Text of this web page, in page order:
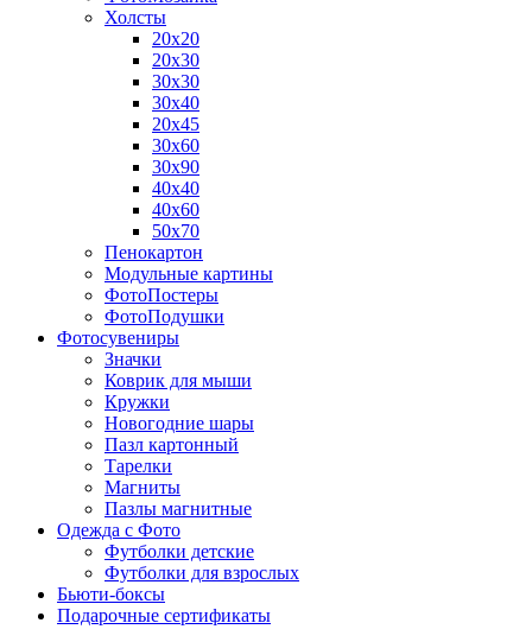
Холсты
20х20
20х30
30х30
30х40
20х45
30х60
30х90
40х40
40х60
50х70
Пенокартон
Модульные картины
ФотоПостеры
ФотоПодушки
Фотоcувениры
Значки
Коврик для мыши
Кружки
Новогодние шары
Пазл картонный
Тарелки
Магниты
Пазлы магнитные
Одежда с Фото
Футболки детские
Футболки для взрослых
Бьюти-боксы
Подарочные сертификаты